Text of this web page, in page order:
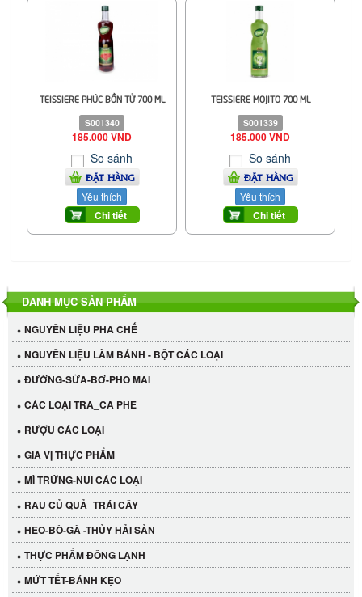
TEISSIERE PHÚC BỒN TỬ 700 ML
S001340
185.000 VND
So sánh
ĐẶT HÀNG
Yêu thích
Chi tiết
TEISSIERE MOJITO 700 ML
S001339
185.000 VND
So sánh
ĐẶT HÀNG
Yêu thích
Chi tiết
DANH MỤC SẢN PHẨM
NGUYÊN LIỆU PHA CHẾ
NGUYÊN LIỆU LÀM BÁNH - BỘT CÁC LOẠI
ĐƯỜNG-SỮA-BƠ-PHÔ MAI
CÁC LOẠI TRÀ_CÀ PHÊ
RƯỢU CÁC LOẠI
GIA VỊ THỰC PHẨM
MÌ TRỨNG-NUI CÁC LOẠI
RAU CỦ QUẢ_TRÁI CÂY
HEO-BÒ-GÀ -THỦY HẢI SẢN
THỰC PHẨM ĐÔNG LẠNH
MỨT TẾT-BÁNH KẸO